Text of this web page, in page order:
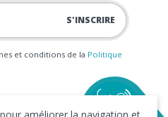
et conditions de la Politique